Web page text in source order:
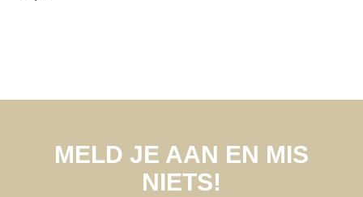
MELD JE AAN EN MIS
NIETS!